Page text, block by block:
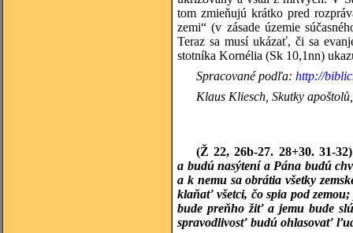
tom zmieňujú krátko pred
zemi“ (v zásade územie
Teraz sa musí ukázať, či sa
stotníka Kornélia (Sk 10,1nn)
Spracované podľa: http://
KlausKliesch, Skutky
(Ž22, 26b-27. 28+30. 31-32)
a budú nasýtení a Pána budú
a k nemu sa obrátia všetky
klaňať všetci, čo spia pod
bude preňho žiť a jemu bude
spravodlivosť budú ohlasovať